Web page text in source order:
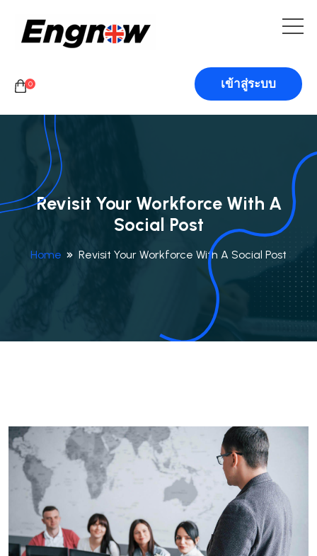
0 เข้าสู่ระบบ
Revisit Your Workforce With A
Social Post
Home Revisit Your Workforce With A Social Post